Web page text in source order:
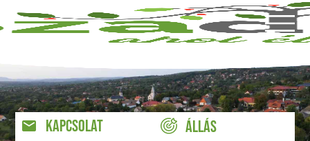
KAPCSOLAT
ÁLLÁS